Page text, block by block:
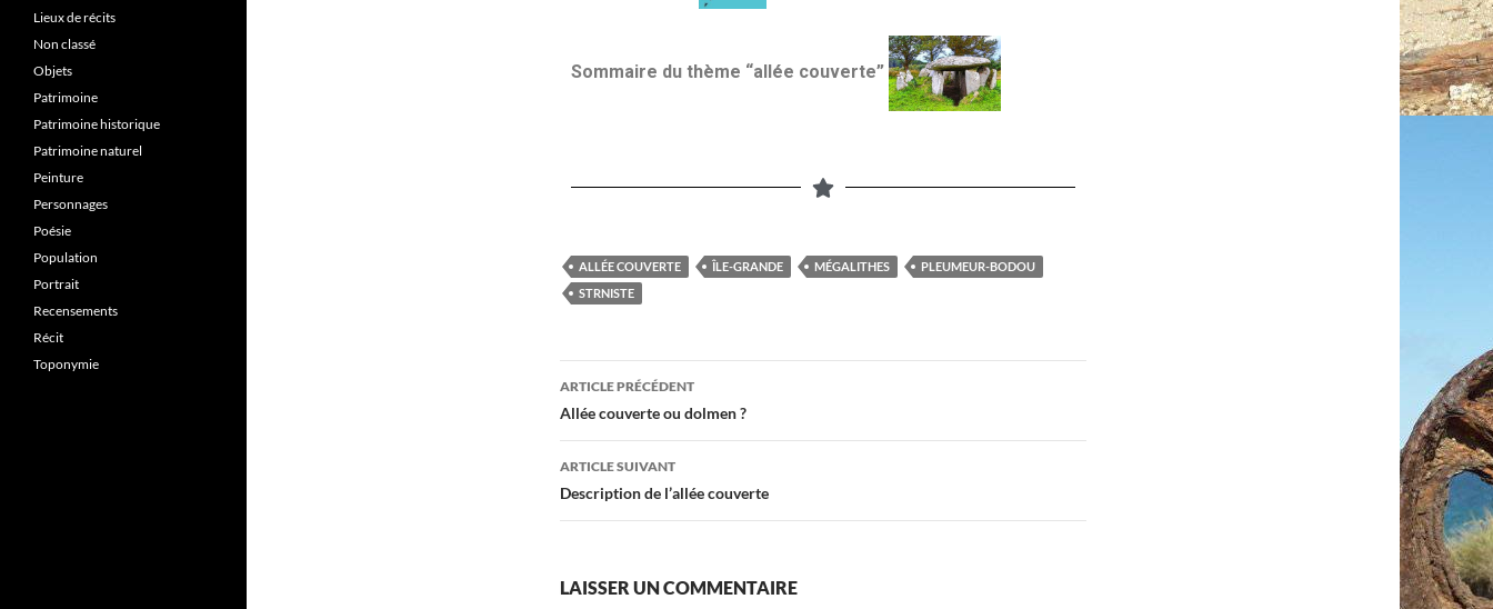
Sommaire du thème “allée couverte”
ALLÉE COUVERTE ÎLE-GRANDE MÉGALITHES
PLEUMEUR-BODOU
STRNISTE
ARTICLE PRÉCÉDENT
Allée couverte ou dolmen ?
ARTICLE SUIVANT
Description de l’allée couverte
LAISSER UN COMMENTAIRE
Lieux de récits
Non classé
Objets
Patrimoine
Patrimoine historique
Patrimoine naturel
Peinture
Personnages
Poésie
Population
Portrait
Recensements
Récit
Toponymie